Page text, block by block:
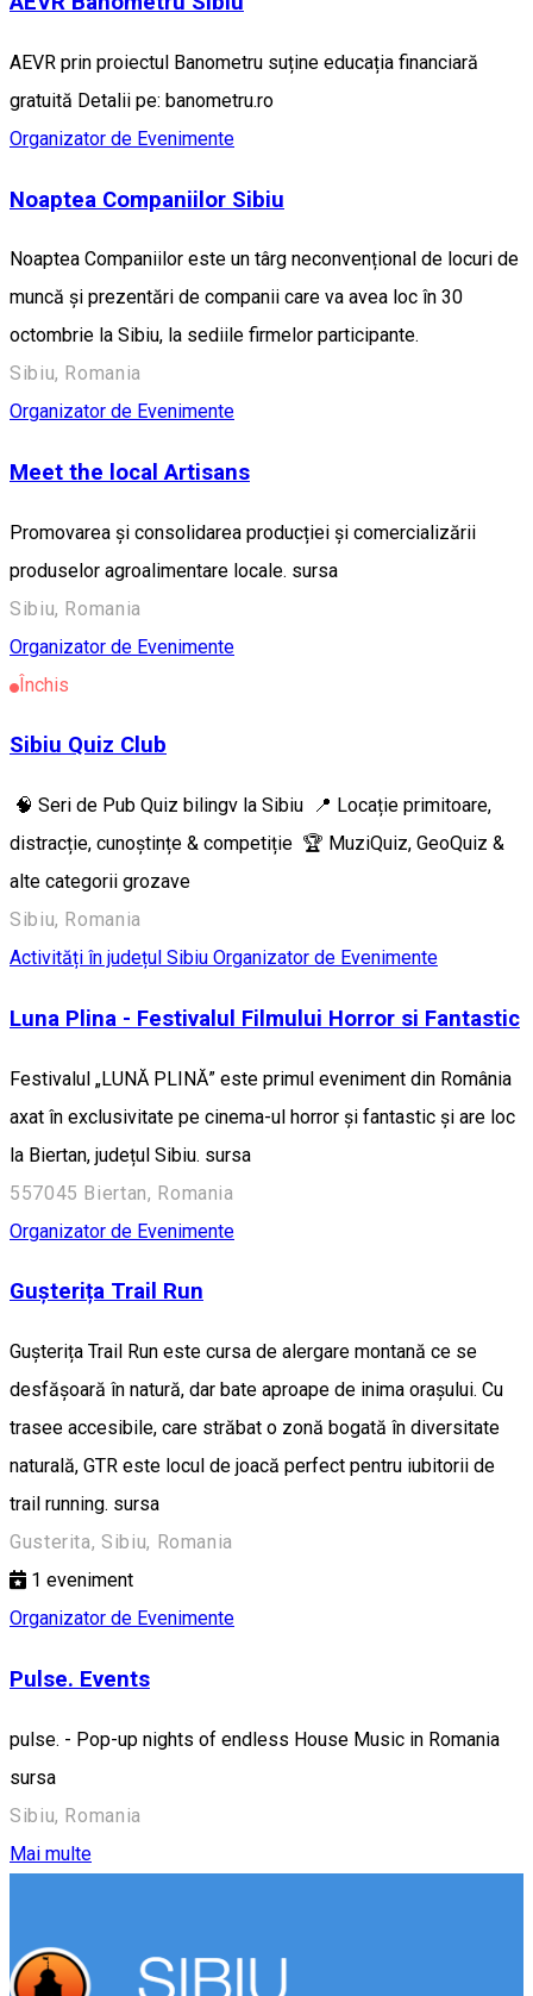
AEVR prin proiectul Banometru suține educația financiară
gratuită Detalii pe: banometru.ro
Organizator de Evenimente
Noaptea Companiilor Sibiu
Noaptea Companiilor este un târg neconvențional de locuri de
muncă și prezentări de companii care va avea loc în 30
octombrie la Sibiu, la sediile firmelor participante.
Sibiu, Romania
Organizator de Evenimente
Meet the local Artisans
Promovarea și consolidarea producției și comercializării
produselor agroalimentare locale. sursa
Sibiu, Romania
Organizator de Evenimente
Închis
Sibiu Quiz Club
🧠 Seri de Pub Quiz bilingv la Sibiu 📍 Locație primitoare,
distracție, cunoștințe & competiție 🏆 MuziQuiz, GeoQuiz &
alte categorii grozave
Sibiu, Romania
Activități în județul Sibiu Organizator de Evenimente
Luna Plina - Festivalul Filmului Horror si Fantastic
Festivalul „LUNĂ PLINĂ” este primul eveniment din România
axat în exclusivitate pe cinema-ul horror și fantastic și are loc
la Biertan, județul Sibiu. sursa
557045 Biertan, Romania
Organizator de Evenimente
Gușterița Trail Run
Gușterița Trail Run este cursa de alergare montană ce se
desfășoară în natură, dar bate aproape de inima orașului. Cu
trasee accesibile, care străbat o zonă bogată în diversitate
naturală, GTR este locul de joacă perfect pentru iubitorii de
trail running. sursa
Gusterita, Sibiu, Romania
1 eveniment
Organizator de Evenimente
Pulse. Events
pulse. - Pop-up nights of endless House Music in Romania
sursa
Sibiu, Romania
Mai multe